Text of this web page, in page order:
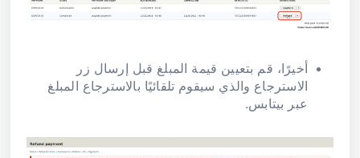
أخيرًا، قم بتعيين قيمة المبلغ قبل إرسال زر
الاسترجاع والذي سيقوم تلقائيًا بالاسترجاع المبلغ
عبر بيتابس.